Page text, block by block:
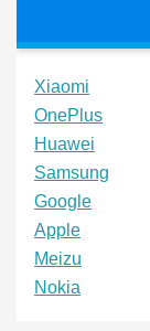
Xiaomi
OnePlus
Huawei
Samsung
Google
Apple
Meizu
Nokia